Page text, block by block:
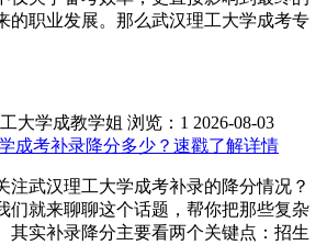
的职业发展。那么武汉理工大学成考专
大学成教学姐 浏览：1 2026-08-03
成考补录降分多少？速戳了解详情
注武汉理工大学成考补录的降分情况？
们就来聊聊这个话题，帮你把那些复杂
其实补录降分主要看两个关键点：招生